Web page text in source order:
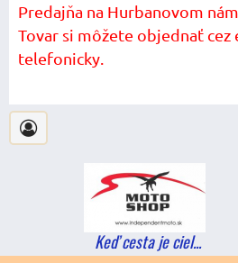
Predajňa na Hurbanovom
Tovar si môžete objednať cez
telefonicky.
Keď cesta je ciel...